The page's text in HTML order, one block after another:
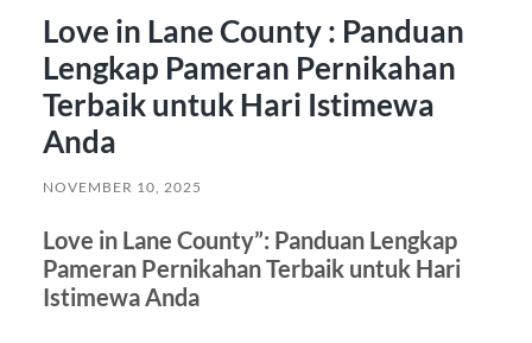
Love in Lane County : Panduan
Lengkap Pameran Pernikahan
Terbaik untuk Hari Istimewa
Anda
NOVEMBER 10, 2025
Love in Lane County”: Panduan Lengkap
Pameran Pernikahan Terbaik untuk Hari
Istimewa Anda